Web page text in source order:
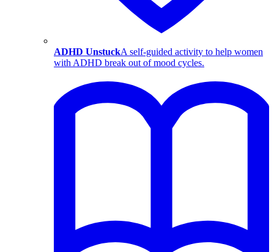
ADHD UnstuckA self-guided activity to help women
with ADHD break out of mood cycles.